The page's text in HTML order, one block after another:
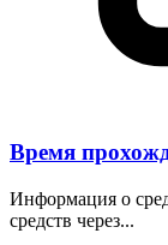
Время
Информация о
средств через...